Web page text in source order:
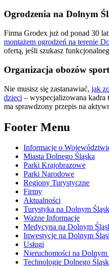
Ogrodzenia na Dolnym
Firma Grodex już od ponad 30
montażem ogrodzeń na terenie
ofertą, jeśli szukasz
Organizacja obozów
Nie musisz się zastanawiać, jak
dzieci – wyspecjalizowana
ma sprawdzony przepis na
Footer Menu
Informacje o
Miasta Dolnego Śląska
Parki Krajobrazowe
Parki Narodowe
Regiony Turystyczne
Firmy
Aktualności
Turystyka na Dolnym
Ważne Informacje
Medycyna na Dolnym
Inwestycje na Dolnym
Usługi
Nieruchomości na Dolnym
Technologie Dolnego